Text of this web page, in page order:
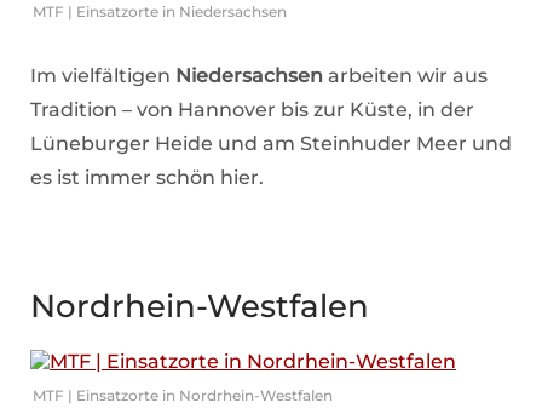
MTF | Einsatzorte in Niedersachsen
Im vielfältigen Niedersachsen arbeiten wir aus
Tradition – von Hannover bis zur Küste, in der
Lüneburger Heide und am Steinhuder Meer und
es ist immer schön hier.
Nordrhein-Westfalen
MTF | Einsatzorte in Nordrhein-Westfalen